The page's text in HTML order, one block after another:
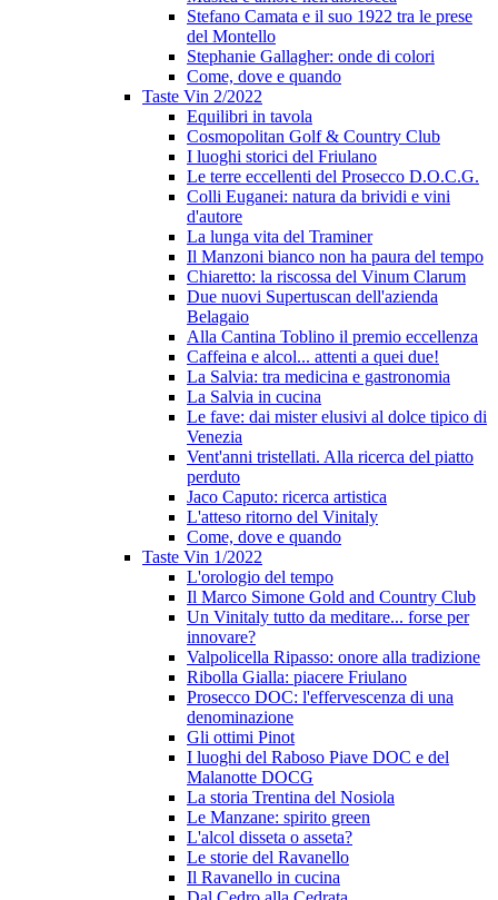
Stefano Camata e il suo 1922 tra le prese
del Montello
Stephanie Gallagher: onde di colori
Come, dove e quando
Taste Vin 2/2022
Equilibri in tavola
Cosmopolitan Golf & Country Club
I luoghi storici del Friulano
Le terre eccellenti del Prosecco D.O.C.G.
Colli Euganei: natura da brividi e vini
d'autore
La lunga vita del Traminer
Il Manzoni bianco non ha paura del tempo
Chiaretto: la riscossa del Vinum Clarum
Due nuovi Supertuscan dell'azienda
Belagaio
Alla Cantina Toblino il premio eccellenza
Caffeina e alcol... attenti a quei due!
La Salvia: tra medicina e gastronomia
La Salvia in cucina
Le fave: dai mister elusivi al dolce tipico di
Venezia
Vent'anni tristellati. Alla ricerca del piatto
perduto
Jaco Caputo: ricerca artistica
L'atteso ritorno del Vinitaly
Come, dove e quando
Taste Vin 1/2022
L'orologio del tempo
Il Marco Simone Gold and Country Club
Un Vinitaly tutto da meditare... forse per
innovare?
Valpolicella Ripasso: onore alla tradizione
Ribolla Gialla: piacere Friulano
Prosecco DOC: l'effervescenza di una
denominazione
Gli ottimi Pinot
I luoghi del Raboso Piave DOC e del
Malanotte DOCG
La storia Trentina del Nosiola
Le Manzane: spirito green
L'alcol disseta o asseta?
Le storie del Ravanello
Il Ravanello in cucina